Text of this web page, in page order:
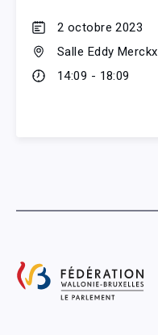
2 octobre 2023
Salle Eddy Merckx
14:09 - 18:09